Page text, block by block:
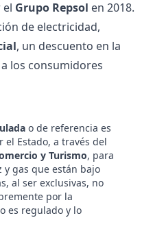
Grupo Repsol en 2018.
de electricidad,
, un descuento en la
los consumidores
o de referencia es
el Estado, a través del
y Turismo, para
gas que están bajo
al ser exclusivas, no
por la
es regulado y lo